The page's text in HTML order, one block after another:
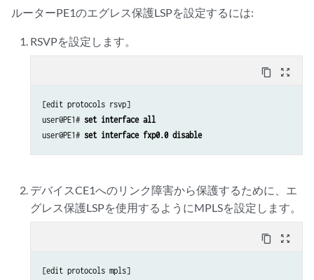
set routing-instances foo route-distinguisher 10.255.183.61:1
set routing-instances foo protocols l2vpn encapsulation-type
set routing-instances foo protocols l2vpn site foo interface ge-2/1/
ルーターPE1のエグレス保護LSPを設定するには:
RSVPを設定します。
content_copy zoom_out_map
[edit protocols rsvp]
user@PE1# set interface all
user@PE1# set interface fxp0.0 disable
デバイスCE1へのリンク障害から保護するために、エ
グレス保護LSPを使用するようにMPLSを設定します。
content_copy zoom_out_map
[edit protocols mpls]